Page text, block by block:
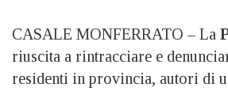
CASALE MONFERRATO – La
riuscita a rintracciare e
residenti in provincia, autori di